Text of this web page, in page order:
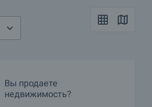
Вы продаете
недвижимость?